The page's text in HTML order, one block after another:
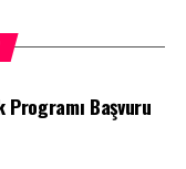
Programı Başvuru